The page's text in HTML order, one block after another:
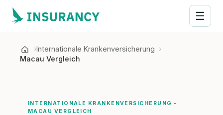
☰
Internationale Krankenversicherung
Macau Vergleich
INTERNATIONALE KRANKENVERSICHERUNG –
MACAU VERGLEICH